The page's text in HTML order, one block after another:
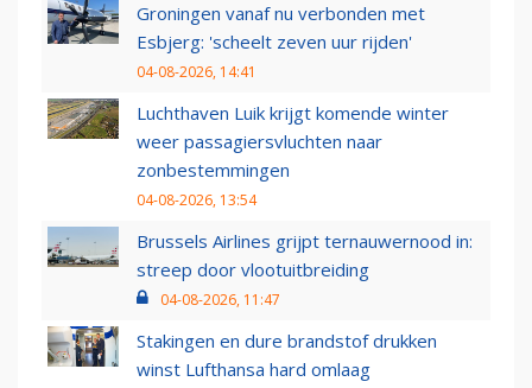
Groningen vanaf nu verbonden met
Esbjerg: 'scheelt zeven uur rijden'
04-08-2026, 14:41
Luchthaven Luik krijgt komende winter
weer passagiersvluchten naar
zonbestemmingen
04-08-2026, 13:54
Brussels Airlines grijpt ternauwernood in:
streep door vlootuitbreiding
04-08-2026, 11:47
Stakingen en dure brandstof drukken
winst Lufthansa hard omlaag